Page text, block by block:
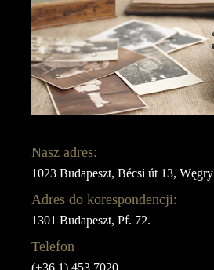
Nasz adres:
1023 Budapeszt, Bécsi út 13, Węgry
Adres do korespondencji:
1301 Budapeszt, Pf. 72.
Telefon
(+36 1) 453 7020